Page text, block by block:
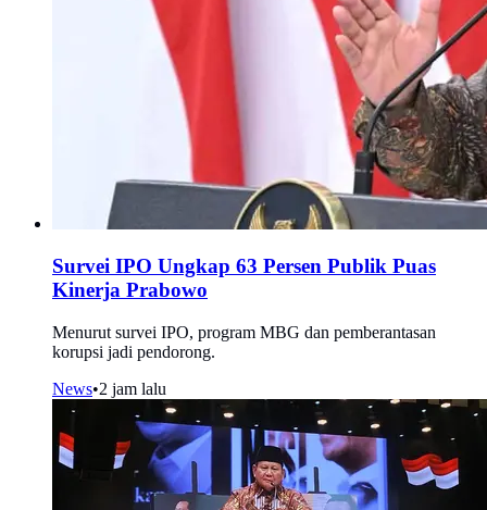
Survei IPO Ungkap 63 Persen Publik Puas
Kinerja Prabowo
Menurut survei IPO, program MBG dan pemberantasan
korupsi jadi pendorong.
News•2 jam lalu